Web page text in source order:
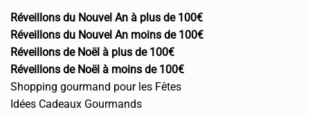
Réveillons du Nouvel An à plus de 100€
Réveillons du Nouvel An moins de 100€
Réveillons de Noël à plus de 100€
Réveillons de Noël à moins de 100€
Shopping gourmand pour les Fêtes
Idées Cadeaux Gourmands